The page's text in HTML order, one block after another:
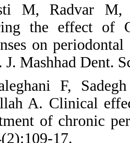
4. Poosti M,
Comparing
mouthrinses
patients. J.
5. 5
Nematollah A.
the treatment